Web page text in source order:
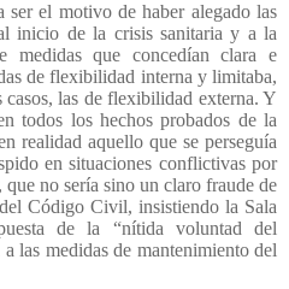
ser el motivo de haber alegado las
inicio de la crisis sanitaria y a la
medidas que concedían clara e
de flexibilidad interna y limitaba,
las de flexibilidad externa. Y
todos los hechos probados de la
realidad aquello que se perseguía
en situaciones conflictivas por
no sería sino un claro fraude de
Código Civil, insistiendo la Sala
de la “nítida voluntad del
las medidas de mantenimiento del